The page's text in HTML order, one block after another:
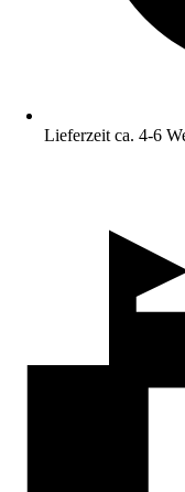
Lieferzeit ca. 4-6